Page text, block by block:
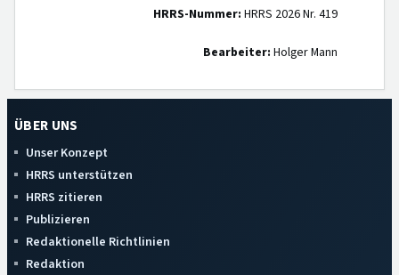
HRRS-Nummer: HRRS 2026 Nr. 419
Bearbeiter: Holger Mann
ÜBER UNS
Unser Konzept
HRRS unterstützen
HRRS zitieren
Publizieren
Redaktionelle Richtlinien
Redaktion